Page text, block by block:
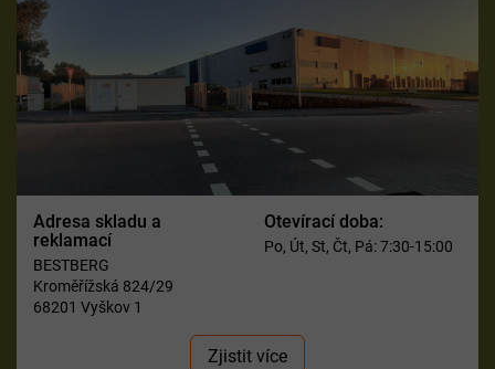
Adresa skladu a
reklamací
BESTBERG
Kroměřížská 824/29
68201 Vyškov 1
Otevírací doba:
Po, Út, St, Čt, Pá: 7:30-15:00
Zjistit více